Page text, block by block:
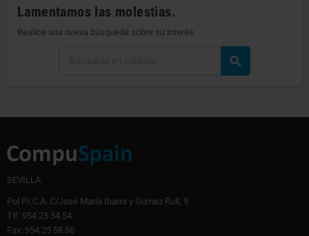
Lamentamos las molestias.
Realice una nueva búsqueda sobre su interés

SEVILLA
Pol P.I.C.A. C/José María Ibarra y Gómez Rull, 9
Tlf: 954 25 54 54
Fax: 954 25 58 88